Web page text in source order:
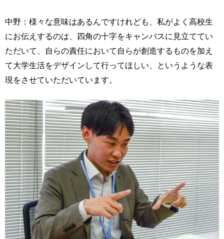
中野：様々な意味はあるんですけれども、私がよく高校生
にお伝えするのは、四角の十字をキャンバスに見立ててい
ただいて、自らの責任において自らが創造するものを加え
て大学生活をデザインして行ってほしい、というような表
現をさせていただいています。